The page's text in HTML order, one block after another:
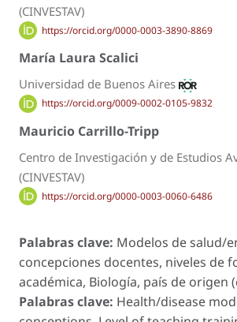
(CINVESTAV)
https://orcid.org/0000-0003-3890-8869
María Laura Scalici
Universidad de Buenos Aires
https://orcid.org/0009-0002-0105-9832
Mauricio Carrillo-Tripp
Centro de Investigación y de Estudios
(CINVESTAV)
https://orcid.org/0000-0003-0060-6486
Palabras clave: Modelos de salud/
concepciones docentes, niveles de
académica, Biología, país de origen
Palabras clave: Health/disease